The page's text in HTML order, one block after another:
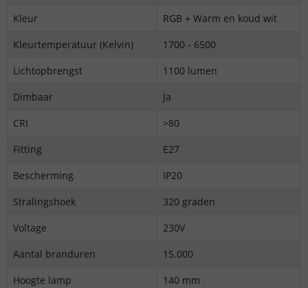
Kleur
RGB + Warm en koud wit
Kleurtemperatuur (Kelvin)
1700 - 6500
Lichtopbrengst
1100 lumen
Dimbaar
Ja
CRI
>80
Fitting
E27
Bescherming
IP20
Stralingshoek
320 graden
Voltage
230V
Aantal branduren
15.000
Hoogte lamp
140 mm